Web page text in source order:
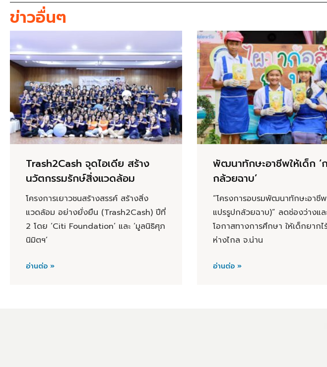
ข่าวอื่นๆ
Trash2Cash จุดไอเดีย สร้าง
นวัตกรรมรักษ์สิ่งแวดล้อม
โครงการเยาวชนสร้างสรรค์ สร้างสิ่ง
แวดล้อม อย่างยั่งยืน (Trash2Cash) ปีที่
2 โดย ‘Citi Foundation’ และ ‘มูลนิธิศุภ
นิมิตฯ’
อ่านต่อ »
พัฒนาทักษะอาชีพให้เด็ก ‘
กล้วยฉาบ’
“โครงการอบรมพัฒนาทักษะอาชี
แปรรูปกล้วยฉาบ)” ลดช่องว่างแล
โอกาสทางการศึกษา ให้เด็กยากไ
ห่างไกล จ.น่าน
อ่านต่อ »